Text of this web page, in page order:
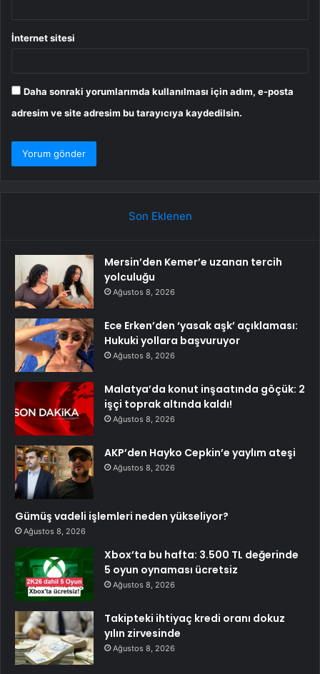
İnternet sitesi
Daha sonraki yorumlarımda kullanılması için adım, e-posta
adresim ve site adresim bu tarayıcıya kaydedilsin.
Son Eklenen
Mersin’den Kemer’e uzanan tercih
yolculuğu
Ağustos 8, 2026
Ece Erken’den ‘yasak aşk’ açıklaması:
Hukuki yollara başvuruyor
Ağustos 8, 2026
Malatya’da konut inşaatında göçük: 2
işçi toprak altında kaldı!
Ağustos 8, 2026
AKP’den Hayko Cepkin’e yaylım ateşi
Ağustos 8, 2026
Gümüş vadeli işlemleri neden yükseliyor?
Ağustos 8, 2026
Xbox’ta bu hafta: 3.500 TL değerinde
5 oyun oynaması ücretsiz
Ağustos 8, 2026
Takipteki ihtiyaç kredi oranı dokuz
yılın zirvesinde
Ağustos 8, 2026